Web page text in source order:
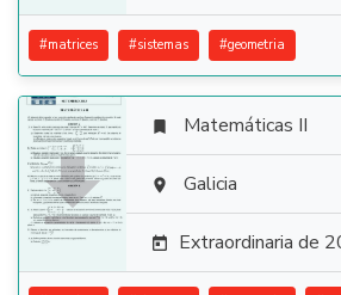
#matrices #sistemas #geometria

 Matemáticas II
 Galicia
 Extraordinaria de